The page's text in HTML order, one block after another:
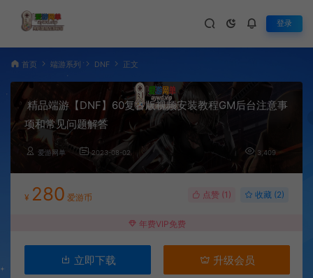
登录
首页 端游系列 DNF 正文
精品端游【DNF】60复古版视频安装教程GM后台注意事
项和常见问题解答
爱游网单 2023-08-02 3,409
¥ 280 爱游币 点赞 (1 ) 收藏 (2)
年费VIP免费
立即下载 升级会员